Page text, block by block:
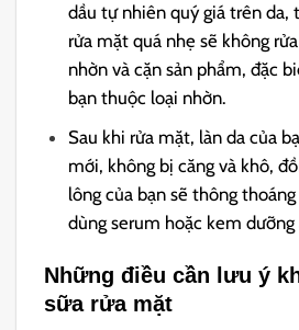
dầu tự nhiên quý giá trên da,
rửa mặt quá nhẹ sẽ không
nhờn và cặn sản phẩm, đặc
bạn thuộc loại nhờn.
Sau khi rửa mặt, làn da của
mới, không bị căng và khô,
lông của bạn sẽ thông
dùng serum hoặc kem dưỡng
Những điều cần lưu ý
sữa rửa mặt